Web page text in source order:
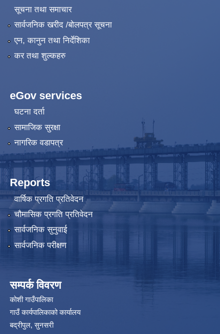
सूचना तथा समाचार
सार्वजनिक खरीद /बोलपत्र सूचना
एन, कानुन तथा निर्देशिका
कर तथा शुल्कहरु
eGov services
घटना दर्ता
सामाजिक सुरक्षा
नागरिक वडापत्र
Reports
वार्षिक प्रगति प्रतिवेदन
चौमासिक प्रगति प्रतिवेदन
सार्वजनिक सुनुवाई
सार्वजनिक परीक्षण
सम्पर्क विवरण
कोशी गाउँपालिका
गाउँ कार्यपालिकाको कार्यालय
बद्रीपुल, सुनसरी